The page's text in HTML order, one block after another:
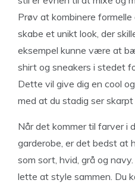
Prøv at kombinere
skabe et unikt look, der
eksempel kunne være at
shirt og sneakers i stedet
Dette vil give dig en cool
med at du stadig ser
Når det kommer til farver i
garderobe, er det bedst at
som sort, hvid, grå og
lette at style sammen. Du